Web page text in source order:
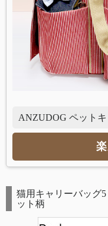
ANZUDOG ペット
猫用キャリーバッグ
ット柄